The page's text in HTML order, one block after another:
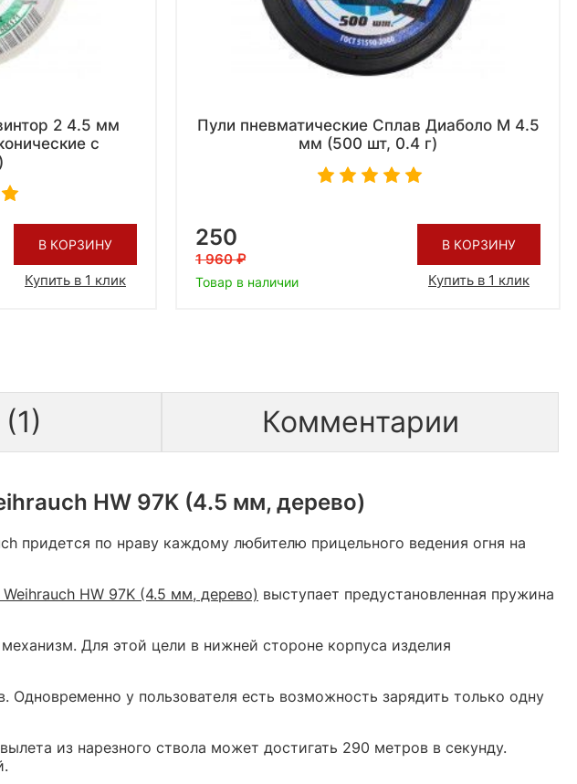
2 4.5 мм
с
В КОРЗИНУ
Купить в 1 клик
Пули пневматические Сплав Диаболо М 4.5
мм (500 шт, 0.4 г)
250
1 960
Товар в наличии
В КОРЗИНУ
Купить в 1 клик
Комментарии
HW 97K (4.5 мм, дерево)
придется по нраву каждому любителю прицельного ведения огня на
HW 97K (4.5 мм, дерево) выступает предустановленная пружина
Для этой цели в нижней стороне корпуса изделия
у пользователя есть возможность зарядить только одну
из нарезного ствола может достигать 290 метров в секунду.